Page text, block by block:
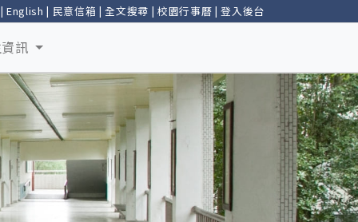
| English | 民意信箱 |全文搜尋 | 校園行事曆 |登入後台
訊